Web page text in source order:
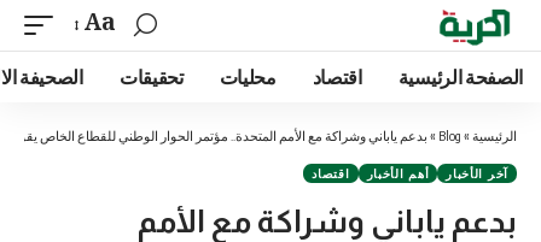
Aa
الصفحة الرئيسية اقتصاد محليات تحقيقات الصحيفة
الرئيسية »
Blog
» بدعم ياباني وشراكة مع الأمم المتحدة.. مؤتمر الحوار الوطني للقطاع الخاص يقود
آخر الأخبار أهم الأخبار اقتصاد
بدعم ياباني وشراكة مع الأمم